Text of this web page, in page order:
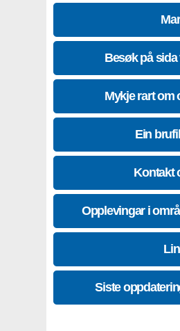
Besøk på sida
Mykje rart om
Ein
Kontakt
Opplevingar i
Siste